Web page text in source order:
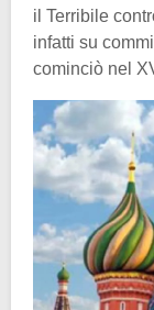
il Terribile
infatti su
cominciò nel